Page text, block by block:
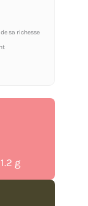
sa richesse
g